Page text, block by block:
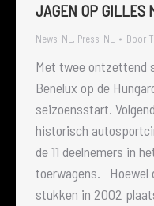
JAGEN OP GILLES
News-NL , Press-NL Door
Met twee ontzettend
Benelux op de
seizoensstart.
historisch
de 11 deelnemers in
toerwagens. Hoewel
stukken in 2002